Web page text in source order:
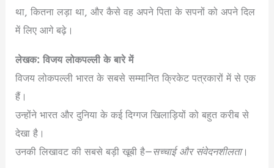
था, कितना लड़ा था, और कैसे वह अपने पिता के सपनों को अपने दिल
में लिए आगे बढ़े।
लेखक: विजय लोकपल्ली के बारे में
विजय लोकपल्ली भारत के सबसे सम्मानित क्रिकेट पत्रकारों में से एक
हैं।
उन्होंने भारत और दुनिया के कई दिग्गज खिलाड़ियों को बहुत करीब से
देखा है।
उनकी लिखावट की सबसे बड़ी खूबी है—सच्चाई और संवेदनशीलता।